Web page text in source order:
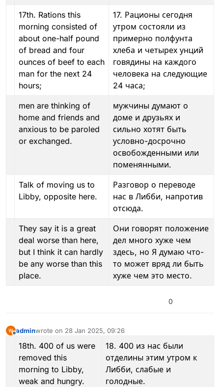
17th. Rations this
morning consisted of
about one-half pound
of bread and four
ounces of beef to each
man for the next 24
hours;
17. Рационы сегодня
утром состояли из
примерно полфунта
хлеба и четырех унций
говядины на каждого
человека на следующие
24 часа;
men are thinking of
home and friends and
anxious to be paroled
or exchanged.
мужчины думают о
доме и друзьях и
сильно хотят быть
условно-досрочно
освобожденными или
поменянными.
Talk of moving us to
Libby, opposite here.
Разговор о переводе
нас в Либби, напротив
отсюда.
They say it is a great
deal worse than here,
but I think it can hardly
be any worse than this
place.
Они говорят положение
дел много хуже чем
здесь, но Я думаю что-
то может вряд ли быть
хуже чем это место.
0
adminwrote on 28 Jan 2025, 09:26
last edited by admin
18th. 400 of us were
removed this
morning to Libby,
weak and hungry.
18. 400 из нас были
отделины этим утром к
Либби, слабые и
голодные.